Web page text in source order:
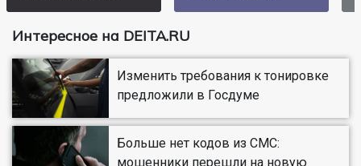
Интересное на DEITA.RU
Изменить требования к тонировке
предложили в Госдуме
Больше нет кодов из СМС:
мошенники перешли на новую